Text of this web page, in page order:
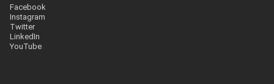
Facebook
Instagram
Twitter
LinkedIn
YouTube